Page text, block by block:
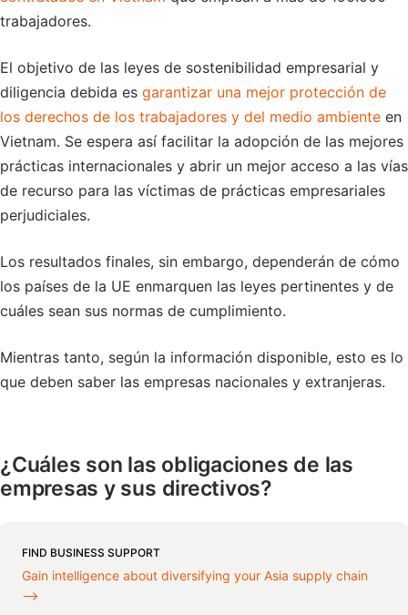
trabajadores.
El objetivo de las leyes de sostenibilidad empresarial y
diligencia debida es garantizar una mejor protección de
los derechos de los trabajadores y del medio ambiente en
Vietnam. Se espera así facilitar la adopción de las mejores
prácticas internacionales y abrir un mejor acceso a las vías
de recurso para las víctimas de prácticas empresariales
perjudiciales.
Los resultados finales, sin embargo, dependerán de cómo
los países de la UE enmarquen las leyes pertinentes y de
cuáles sean sus normas de cumplimiento.
Mientras tanto, según la información disponible, esto es lo
que deben saber las empresas nacionales y extranjeras.
¿Cuáles son las obligaciones de las
empresas y sus directivos?
FIND BUSINESS SUPPORT
Gain intelligence about diversifying your Asia supply chain
⟶